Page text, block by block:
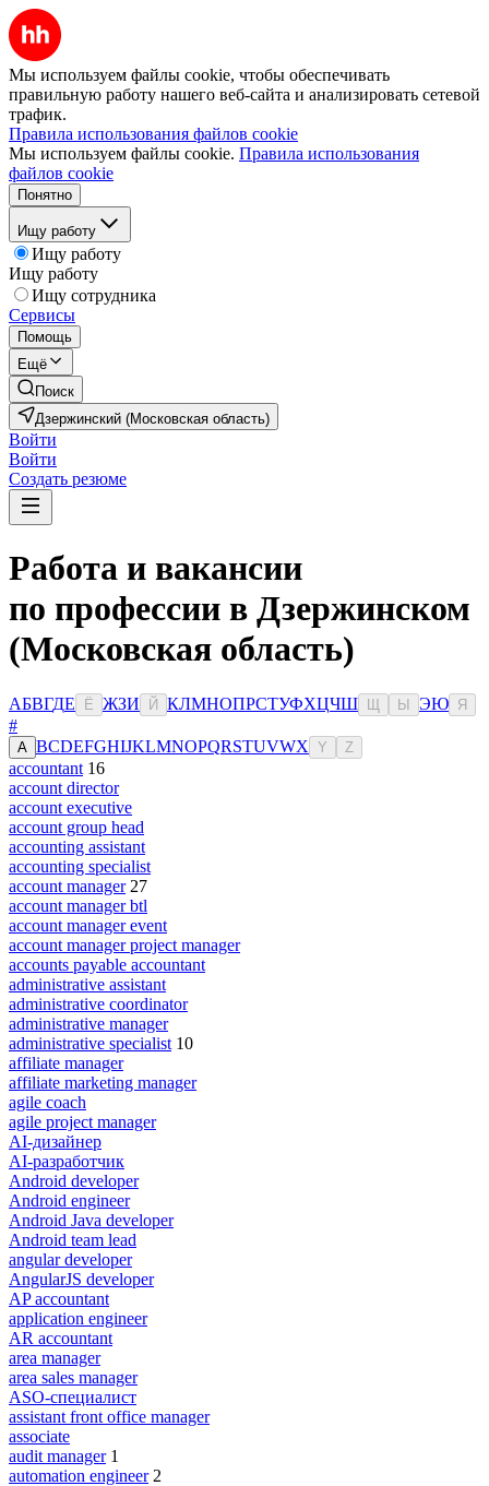
Мы используем файлы cookie, чтобы обеспечивать
правильную работу нашего веб-сайта и анализировать сетевой
трафик.
Правила использования файлов cookie
Мы используем файлы cookie. Правила использования
файлов cookie
Понятно
Ищу работу
Ищу работу
Ищу работу
Ищу сотрудника
Сервисы
Помощь
Ещё
Поиск
Дзержинский (Московская область)
Войти
Войти
Создать резюме
Работа и вакансии
по профессии в Дзержинском
(Московская область)
АБВГДЕ Ё ЖЗИ Й КЛМНОПРСТУФХЦЧШ Ы ЭЮ Я
#
A BCDEFGHIJKLMNOPQRSTUVWX Y Z
accountant 16
account director
account executive
account group head
accounting assistant
accounting specialist
account manager 27
account manager btl
account manager event
account manager project manager
accounts payable accountant
administrative assistant
administrative coordinator
administrative manager
administrative specialist 10
affiliate manager
affiliate marketing manager
agile coach
agile project manager
AI-дизайнер
AI-разработчик
Android developer
Android engineer
Android Java developer
Android team lead
angular developer
AngularJS developer
AP accountant
application engineer
AR accountant
area manager
area sales manager
ASO-специалист
assistant front office manager
associate
audit manager 1
automation engineer 2